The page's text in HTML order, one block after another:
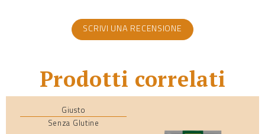
SCRIVI UNA RECENSIONE
Prodotti correlati
Giusto
Senza Glutine